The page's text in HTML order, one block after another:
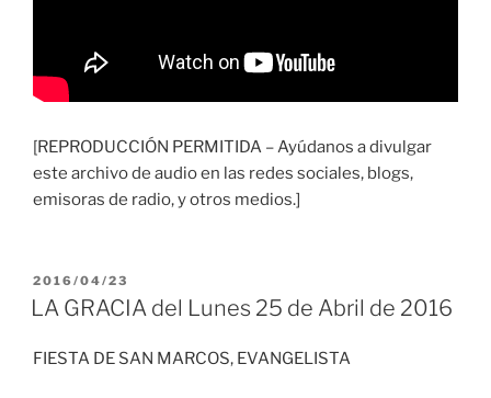
[REPRODUCCIÓN PERMITIDA – Ayúdanos a divulgar
este archivo de audio en las redes sociales, blogs,
emisoras de radio, y otros medios.]
PUBLICADO
EL
2016/04/23
LA GRACIA del Lunes 25 de Abril de 2016
FIESTA DE SAN MARCOS, EVANGELISTA